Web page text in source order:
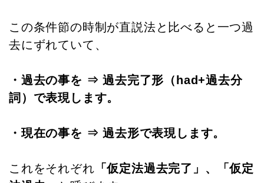
この条件節の時制が直説法と比べると一つ過
去にずれていて、
・過去の事を ⇒ 過去完了形（had+過去分
詞）で表現します。
・現在の事を ⇒ 過去形で表現します。
これをそれぞれ 「仮定法過去完了」、「仮定